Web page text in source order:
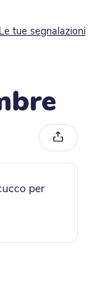
Le tue segnalazioni
per